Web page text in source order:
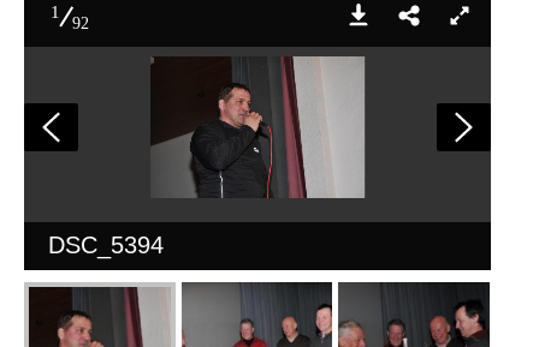
1
92
DSC_5394